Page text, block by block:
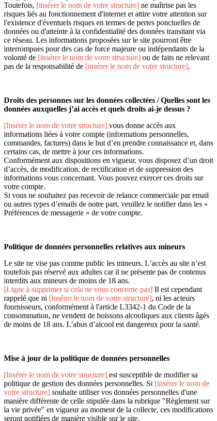
Toutefois, [insérer le nom de votre structure] ne maîtrise pas les
risques liés au fonctionnement d'internet et attire votre attention sur
l'existence d'éventuels risques en termes de pertes ponctuelles de
données ou d'atteinte à la confidentialité des données transitant via
ce réseau. Les informations proposées sur le site pourront être
interrompues pour des cas de force majeure ou indépendants de la
volonté de [insérer le nom de votre structure] ou de faits ne relevant
pas de la responsabilité de [insérer le nom de votre structure].
Droits des personnes sur les données collectées / Quelles sont les
données auxquelles j’ai accès et quels droits ai-je dessus ?
[Insérer le nom de votre structure] vous donne accès aux
informations liées à votre compte (informations personnelles,
commandes, factures) dans le but d’en prendre connaissance et, dans
certains cas, de mettre à jour ces informations.
Conformément aux dispositions en vigueur, vous disposez d’un droit
d’accès, de modification, de rectification et de suppression des
informations vous concernant. Vous pouvez exercer ces droits sur
votre compte.
Si vous ne souhaitez pas recevoir de relance commerciale par email
ou autres types d’emails de notre part, veuillez le notifier dans les «
Préférences de messagerie » de votre compte.
Politique de données personnelles relatives aux mineurs
Le site ne vise pas comme public les mineurs. L’accès au site n’est
toutefois pas réservé aux adultes car il ne présente pas de contenus
interdits aux mineurs de moins de 18 ans.
[Ligne à supprimer si cela ne vous concerne pas] Il est cependant
rappelé que ni [insérer le nom de votre structure], ni les acteurs
fournisseurs, conformément à l'article L3342-1 du Code de la
consommation, ne vendent de boissons alcooliques aux clients âgés
de moins de 18 ans. L’abus d’alcool est dangereux pour la santé.
Mise à jour de la politique de données personnelles
[Insérer le nom de votre structure] est susceptible de modifier sa
politique de gestion des données personnelles. Si [insérer le nom de
votre structure] souhaite utiliser vos données personnelles d'une
manière différente de celle stipulée dans la rubrique "Règlement sur
la vie privée" en vigueur au moment de la collecte, ces modifications
seront notifiées de manière visible sur le site.